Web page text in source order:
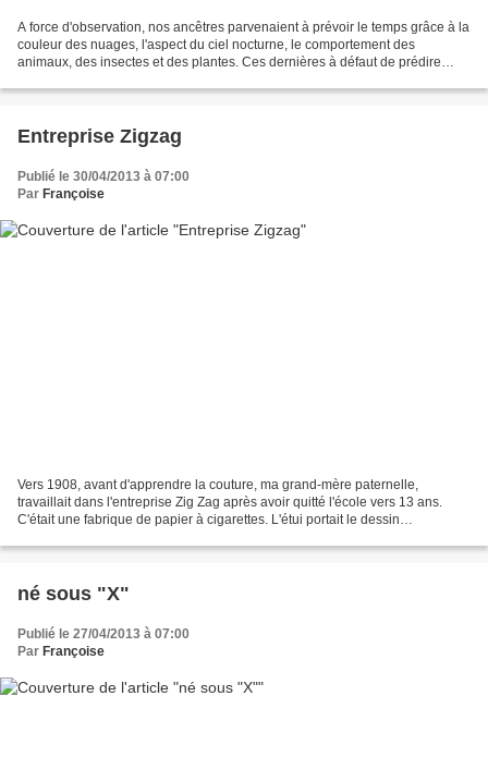
A force d'observation, nos ancêtres parvenaient à prévoir le temps grâce à la
couleur des nuages, l'aspect du ciel nocturne, le comportement des
animaux, des insectes et des plantes. Ces dernières à défaut de prédire
Entreprise Zigzag
Publié le 30/04/2013 à 07:00
Par Françoise
Vers 1908, avant d'apprendre la couture, ma grand-mère paternelle,
travaillait dans l'entreprise Zig Zag après avoir quitté l'école vers 13 ans.
C'était une fabrique de papier à cigarettes. L'étui portait le dessin
né sous "X"
Publié le 27/04/2013 à 07:00
Par Françoise